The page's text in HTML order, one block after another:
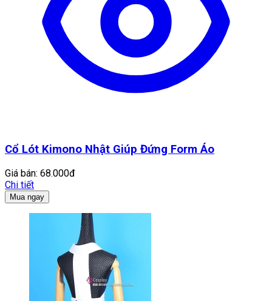
Cổ Lót Kimono Nhật Giúp Đứng Form Áo
Giá bán: 68.000đ
Chi tiết
Mua ngay